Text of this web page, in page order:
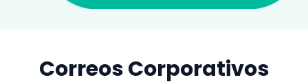
Correos Corporativos